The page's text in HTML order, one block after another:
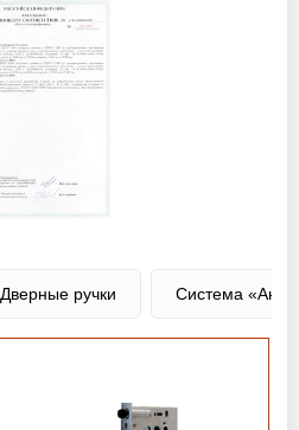
Дверные ручки Система